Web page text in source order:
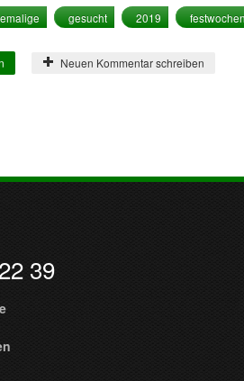
gesucht 2019
über Wanted - Ehemalige Musiker/innen
Neuen Kommentar schreiben
39